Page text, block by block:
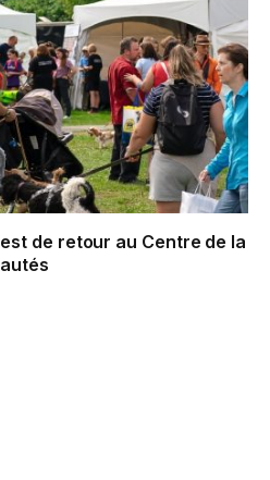
de retour au Centre de la